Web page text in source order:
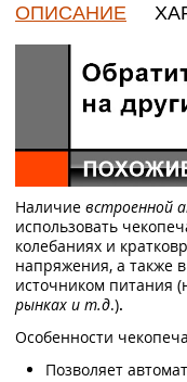
ОПИСАНИЕ
Наличие встроенной
использовать
колебаниях и
напряжения, а также
источником питания
рынках и т.д.).
Особенности
Позволяет